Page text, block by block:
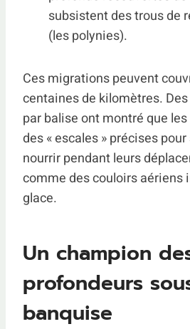
subsistent des trous de
(les polynies).
Ces migrations peuvent
centaines de kilomètres.
par balise ont montré que
des « escales » précises
nourrir pendant leurs
comme des couloirs aériens
glace.
Un champion
profondeurs
banquise